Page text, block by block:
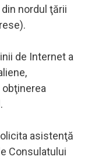
nordul ţării
de Internet a
asistenţă
Consulatului